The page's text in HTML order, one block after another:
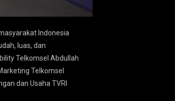
Indonesia
luas, dan
Telkomsel Abdullah
Telkomsel
dan Usaha TVRI